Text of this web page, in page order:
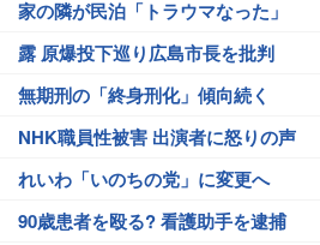
家の隣が民泊「トラウマなった」
露 原爆投下巡り広島市長を批判
無期刑の「終身刑化」傾向続く
NHK職員性被害 出演者に怒りの声
れいわ「いのちの党」に変更へ
90歳患者を殴る? 看護助手を逮捕